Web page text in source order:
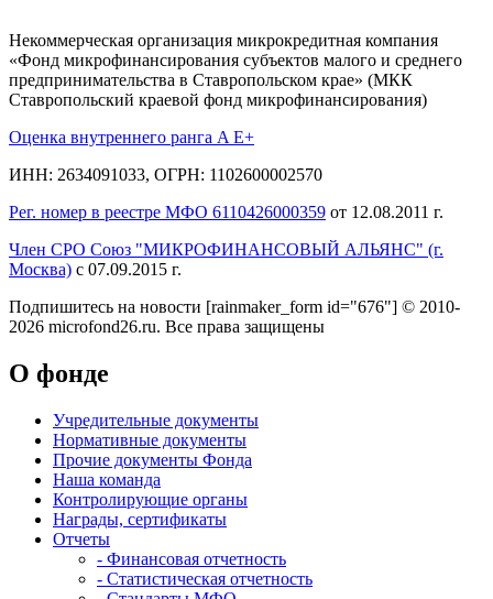
Некоммерческая организация микрокредитная компания
«Фонд микрофинансирования субъектов малого и среднего
предпринимательства в Ставропольском крае» (МКК
Ставропольский краевой фонд микрофинансирования)
Оценка внутреннего ранга A E+
ИНН: 2634091033, ОГРН: 1102600002570
Рег. номер в реестре МФО 6110426000359 от 12.08.2011 г.
Член СРО Союз "МИКРОФИНАНСОВЫЙ АЛЬЯНС" (г.
Москва) с 07.09.2015 г.
Подпишитесь на новости [rainmaker_form id="676"] © 2010-
2026 microfond26.ru. Все права защищены
О фонде
Учредительные документы
Нормативные документы
Прочие документы Фонда
Наша команда
Контролирующие органы
Награды, сертификаты
Отчеты
- Финансовая отчетность
- Статистическая отчетность